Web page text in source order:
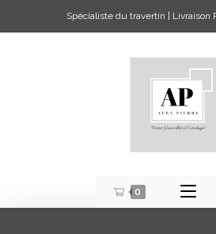
Spécialiste du travertin | Livraison
0